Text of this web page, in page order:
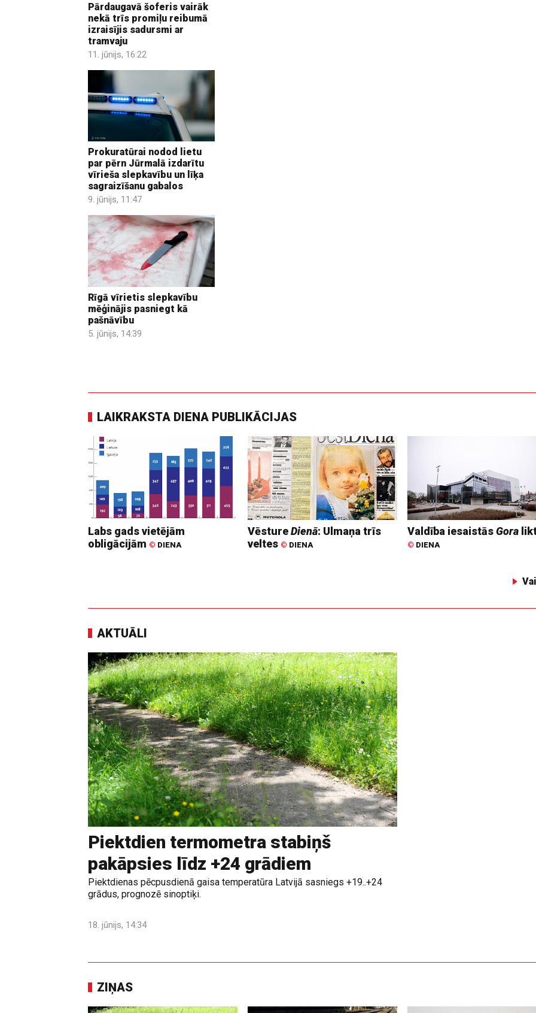
Pārdaugavā šoferis vairāk
nekā trīs promiļu reibumā
izraisījis sadursmi ar
tramvaju
11. jūnijs, 16:22
Prokuratūrai nodod lietu
par pērn Jūrmalā izdarītu
vīrieša slepkavību un līķa
sagraizīšanu gabalos
9. jūnijs, 11:47
Rīgā vīrietis slepkavību
mēģinājis pasniegt kā
pašnāvību
5. jūnijs, 14:39
LAIKRAKSTA DIENA PUBLIKĀCIJAS
Labs gads vietējām
obligācijām © DIENA
VēstureDienā: Ulmaņa trīs
veltes © DIENA
Valdība iesaistāsGora
© DIENA
AKTUĀLI
Piektdien termometra stabiņš
pakāpsies līdz +24 grādiem
Piektdienas pēcpusdienā gaisa temperatūra Latvijā sasniegs +19..+24
grādus, prognozē sinoptiķi.
18. jūnijs, 14:34
ZIŅAS